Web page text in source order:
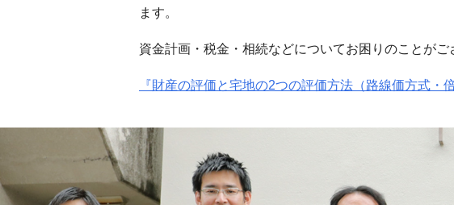
ます。
資金計画・税金・相続などについてお困りのことが
『財産の評価と宅地の2つの評価方法（路線価方式・